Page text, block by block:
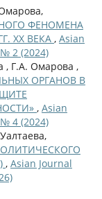
ФЕНОМЕНА
XX ВЕКА , Asian
2 (2024)
, Г.А. Омарова ,
ОРГАНОВ В
, Asian
4 (2024)
, Asian Journal